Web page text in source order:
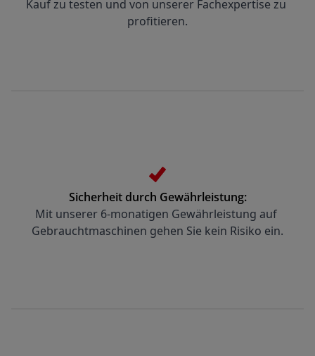
Kauf zu testen und von unserer Fachexpertise zu
profitieren.
Sicherheit durch Gewährleistung:
Mit unserer 6-monatigen Gewährleistung auf
Gebrauchtmaschinen gehen Sie kein Risiko ein.